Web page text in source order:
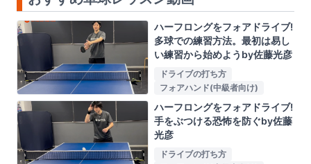
ハーフロングをフォアドライブ!
多球での練習方法。最初は易し
い練習から始めようby佐藤光彦
ドライブの打ち方
フォアハンド(中級者向け)
ハーフロングをフォアドライブ!
手をぶつける恐怖を防ぐby佐藤
光彦
ドライブの打ち方